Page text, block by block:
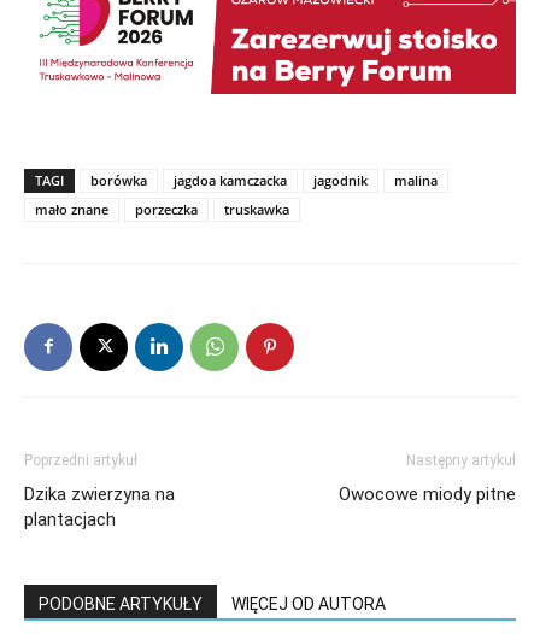
TAGI borówka jagdoa kamczacka jagodnik
malina
mało znane
porzeczka truskawka
Poprzedni artykuł
Dzika zwierzyna na
plantacjach
Następny artykuł
Owocowe miody pitne
PODOBNE ARTYKUŁY WIĘCEJ OD AUTORA